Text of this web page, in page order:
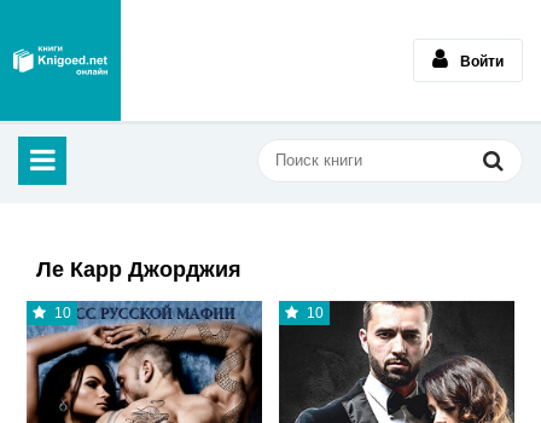
Войти
Ле Карр Джорджия
10 10